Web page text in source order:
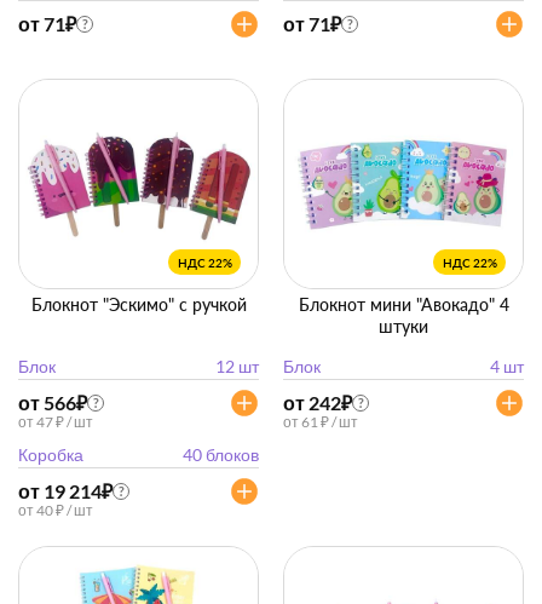
от 71₽ ? от 71₽ ?
НДС 22%
Блокнот "Эскимо" с ручкой
Блок 12 шт
от 566₽ ?
от 47 ₽ / шт
Коробка 40 блоков
от 19 214₽ ?
от 40 ₽ / шт
НДС 22%
Блокнот мини "Авокадо" 4
штуки
Блок
4 шт
от 242₽ ?
от 61 ₽ / шт